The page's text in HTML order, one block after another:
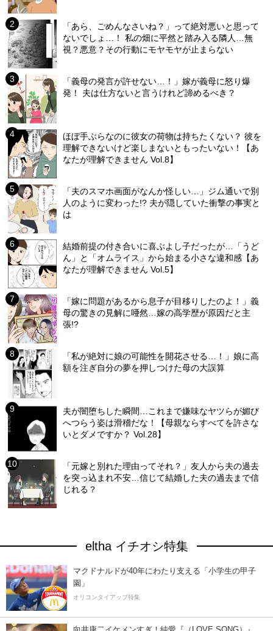
「あら、ごめんなさいね？」って絶対悪いと思って
ないでしょ…！ 私の畑に平然と踏み入る隣人…無
視？悪意？その行動にモヤモヤが止まらない
「義母の発言が許せない…！」嫁が義母に怒り爆
発！ 夫は仕方ないと言うけれど諦めるべき？
ほぼ手ぶらなのに彼女の荷物は持ちたくない？ 彼を
理解できないけど楽しまないともったいない！【あ
なたが理解できません Vol.8】
「夫のスマホ画面がなんか怪しい…」ジム通いで別
人のように変わった!? 夫が隠していた衝撃の事実と
は
結婚前提の付き合いに喜ぶよし子だったが…「うど
ん」と「オムライス」から始まる小さな違和感【あ
なたが理解できません Vol.5】
「嫁に問題があるから息子が目移りしたのよ！」義
母の驚きの見解に唖然…嫁の高学歴が原因だと主
張!?
「私が絶対に娘の可能性を開花させる…！」娘に高
額を注ぎ自分の夢を押しつけた母の大誤算
夫が闇堕ちした瞬間…これまで嫌味なヤツらが媚び
へつらう姿は滑稽だな！【母親ならすべてを許さな
いとダメですか？ Vol.28】
「元嫁と別れた理由ってそれ？」友人から夫の過去
を突っ込まれ不安…信じて結婚した夫の過去まで信
じれる？
eltha イチオシ特集
マクドナルドが40年にわたり支える「小学生の甲子
園」
オリコンタイアップ特集